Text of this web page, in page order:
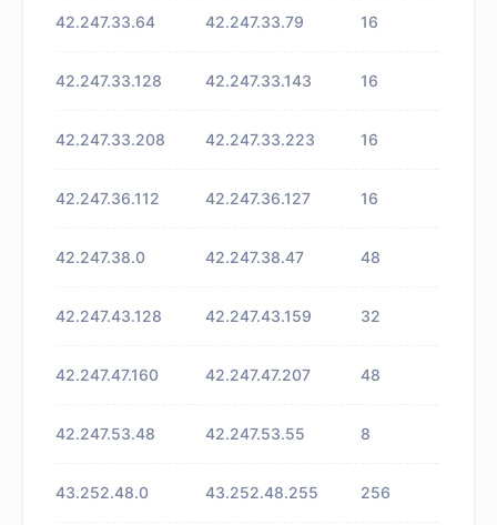
42.247.33.64 42.247.33.79 16
42.247.33.128 42.247.33.143 16
42.247.33.208 42.247.33.223 16
42.247.36.112 42.247.36.127 16
42.247.38.0 42.247.38.47 48
42.247.43.128 42.247.43.159 32
42.247.47.160 42.247.47.207 48
42.247.53.48 42.247.53.55 8
43.252.48.0 43.252.48.255 256